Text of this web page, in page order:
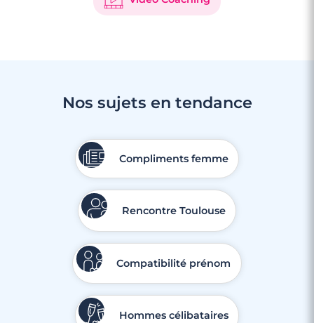
3 minutes
Nos sujets en tendance
Compliments femme
Rencontre Toulouse
Compatibilité prénom
Hommes célibataires